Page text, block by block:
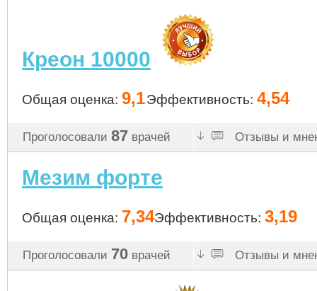
Креон 10000
Общая оценка: 9,1Эффективность: 4,54
Проголосовали 87 врачей Отзывы и
Мезим форте
Общая оценка: 7,34Эффективность: 3,19
Проголосовали 70 врачей Отзывы и